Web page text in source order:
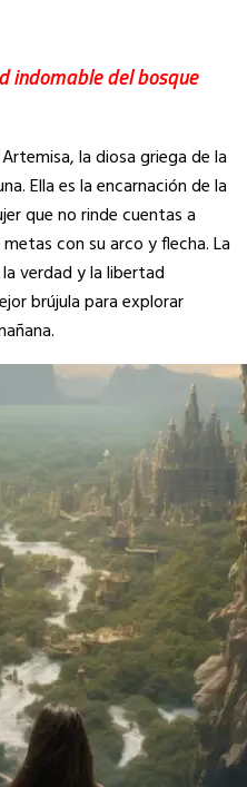
indomable del bosque
la diosa griega de la
Ella es la encarnación de la
que no rinde cuentas a
con su arco y flecha. La
verdad y la libertad
brújula para explorar